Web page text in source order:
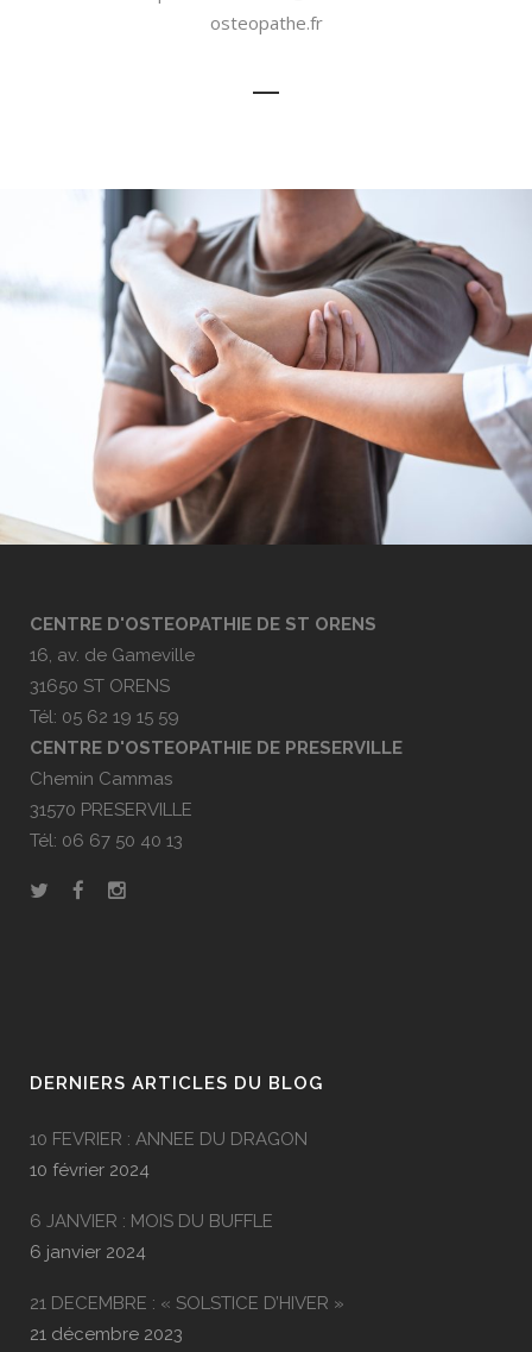
osteopathe.fr
CENTRE D'OSTEOPATHIE DE ST ORENS
16, av. de Gameville
31650 ST ORENS
Tél: 05 62 19 15 59
CENTRE D'OSTEOPATHIE DE PRESERVILLE
Chemin Cammas
31570 PRESERVILLE
Tél: 06 67 50 40 13
DERNIERS ARTICLES DU BLOG
10 FEVRIER : ANNEE DU DRAGON
10 février 2024
6 JANVIER : MOIS DU BUFFLE
6 janvier 2024
21 DECEMBRE : « SOLSTICE D’HIVER »
21 décembre 2023